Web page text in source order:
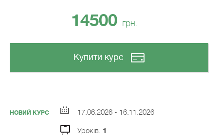
14500 грн.
Купити курс
НОВИЙ КУРС 17.06.2026 - 16.11.2026
Уроків: 1